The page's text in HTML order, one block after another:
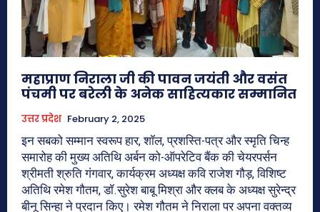
महाप्राण निराला जी की पावन जयंती और वसंत
पंचमी पर बरेली के अनेक साहित्यकार सम्मानित
उत्तर प्रदेश February 2, 2025
इन सबको सम्मान स्वरूप हार, शॉल, प्रशस्ति-पत्र और स्मृति चिन्ह
समारोह की मुख्य अतिथि अर्बन को-ऑपरेटिव बैंक की चेयरपर्सन
श्रीमती श्रुति गंगवार, कार्यक्रम अध्यक्ष कवि राजेश गौड़, विशिष्ट
अतिथि रमेश गौतम, डॉ.सुरेश बाबू मिश्रा और क्लब के अध्यक्ष सुरेन्द्र
बीनू सिन्हा ने प्रदान किए। रमेश गौतम ने निराला पर अपना वक्तव्य